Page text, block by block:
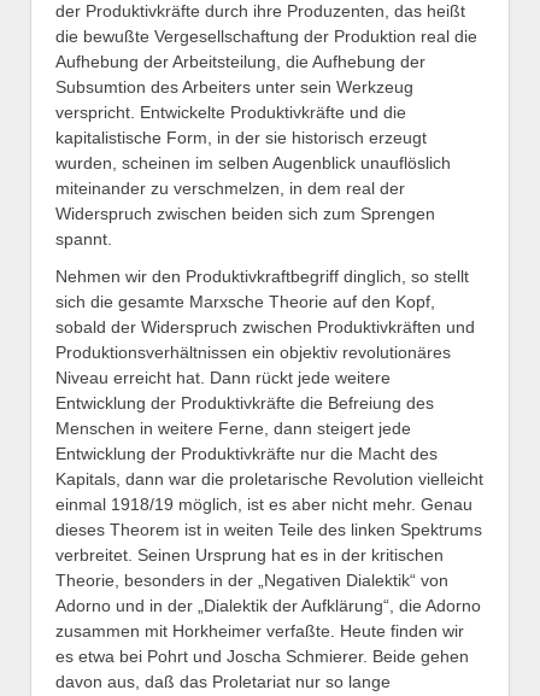
der Produktivkräfte durch ihre Produzenten, das heißt
die bewußte Vergesellschaftung der Produktion real die
Aufhebung der Arbeitsteilung, die Aufhebung der
Subsumtion des Arbeiters unter sein Werkzeug
verspricht. Entwickelte Produktivkräfte und die
kapitalistische Form, in der sie historisch erzeugt
wurden, scheinen im selben Augenblick unauflöslich
miteinander zu verschmelzen, in dem real der
Widerspruch zwischen beiden sich zum Sprengen
spannt.
Nehmen wir den Produktivkraftbegriff dinglich, so stellt
sich die gesamte Marxsche Theorie auf den Kopf,
sobald der Widerspruch zwischen Produktivkräften und
Produktionsverhältnissen ein objektiv revolutionäres
Niveau erreicht hat. Dann rückt jede weitere
Entwicklung der Produktivkräfte die Befreiung des
Menschen in weitere Ferne, dann steigert jede
Entwicklung der Produktivkräfte nur die Macht des
Kapitals, dann war die proletarische Revolution vielleicht
einmal 1918/19 möglich, ist es aber nicht mehr. Genau
dieses Theorem ist in weiten Teile des linken Spektrums
verbreitet. Seinen Ursprung hat es in der kritischen
Theorie, besonders in der „Negativen Dialektik“ von
Adorno und in der „Dialektik der Aufklärung“, die Adorno
zusammen mit Horkheimer verfaßte. Heute finden wir
es etwa bei Pohrt und Joscha Schmierer. Beide gehen
davon aus, daß das Proletariat nur so lange